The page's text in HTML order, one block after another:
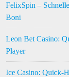
FelixSpin –
Boni
Leon Bet Casino:
Player
Ice Casino: